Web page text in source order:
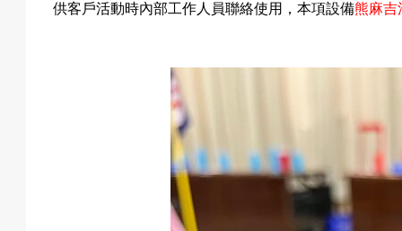
供客戶活動時內部工作人員聯絡使用，本項設備熊麻吉